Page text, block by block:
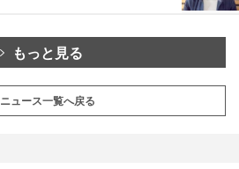
もっと見る
ニュース一覧へ戻る